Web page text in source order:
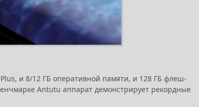
и 8/12 ГБ оперативной памяти, и 128 ГБ флеш-
Antutu аппарат демонстрирует рекордные